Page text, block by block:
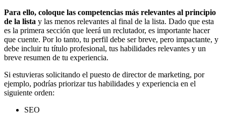
Para ello, coloque las competencias más relevantes al principio
de la lista y las menos relevantes al final de la lista. Dado que esta
es la primera sección que leerá un reclutador, es importante hacer
que cuente. Por lo tanto, tu perfil debe ser breve, pero impactante, y
debe incluir tu título profesional, tus habilidades relevantes y un
breve resumen de tu experiencia.
Si estuvieras solicitando el puesto de director de marketing, por
ejemplo, podrías priorizar tus habilidades y experiencia en el
siguiente orden:
SEO